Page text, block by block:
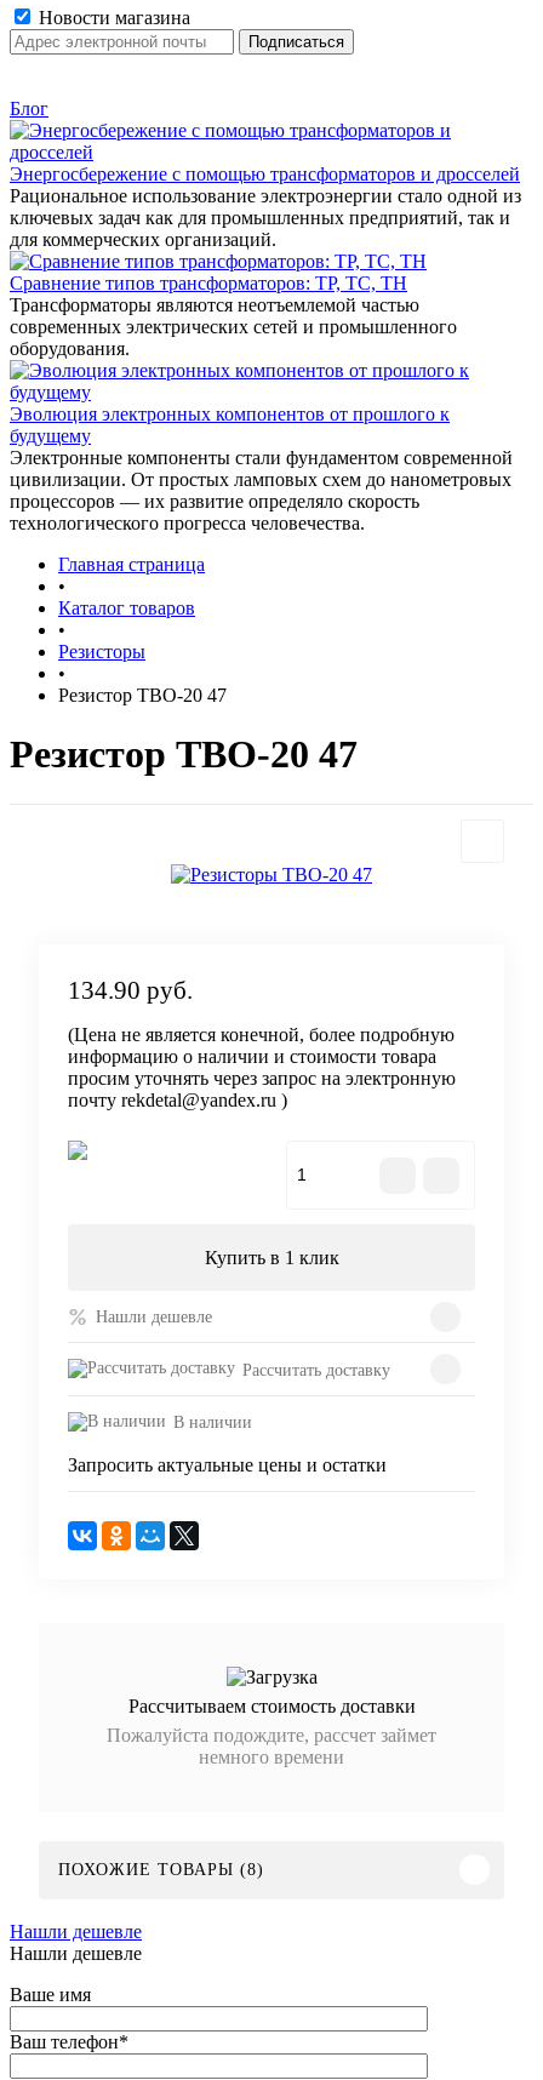
Новости магазина
Блог
Энергосбережение с помощью трансформаторов и дросселей
Рациональное использование электроэнергии стало одной из
ключевых задач как для промышленных предприятий, так и
для коммерческих организаций.
Сравнение типов трансформаторов: ТР, ТС, ТН
Трансформаторы являются неотъемлемой частью
современных электрических сетей и промышленного
оборудования.
Эволюция электронных компонентов от прошлого к
будущему
Электронные компоненты стали фундаментом современной
цивилизации. От простых ламповых схем до нанометровых
процессоров — их развитие определяло скорость
технологического прогресса человечества.
Главная страница
•
Каталог товаров
•
Резисторы
•
Резистор ТВО-20 47
Резистор ТВО-20 47
134.90 руб.
(Цена не является конечной, более подробную
информацию о наличии и стоимости товара
просим уточнять через запрос на электронную
почту rekdetal@yandex.ru )
Купить в 1 клик
Нашли дешевле
Рассчитать доставку
В наличии
Запросить актуальные цены и остатки
Рассчитываем стоимость доставки
Пожалуйста подождите, рассчет займет
немного времени
ПОХОЖИЕ ТОВАРЫ (8)
Нашли дешевле
Нашли дешевле
Ваше имя
Ваш телефон*